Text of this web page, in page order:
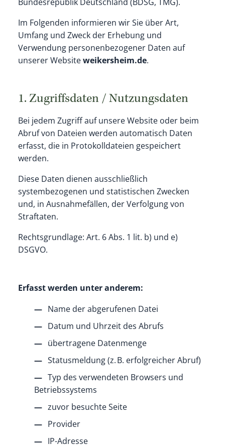
Im Folgenden informieren wir Sie über Art,
Umfang und Zweck der Erhebung und
Verwendung personenbezogener Daten auf
unserer Websiteweikersheim.de.
1. Zugriffsdaten / Nutzungsdaten
Bei jedem Zugriff auf unsere Website oder beim
Abruf von Dateien werden automatisch Daten
erfasst, die in Protokolldateien gespeichert
werden.
Diese Daten dienen ausschließlich
systembezogenen und statistischen Zwecken
und, in Ausnahmefällen, der Verfolgung von
Straftaten.
Rechtsgrundlage: Art. 6 Abs. 1 lit. b) und e)
DSGVO.
Erfasst werden unter anderem:
Name der abgerufenen Datei
Datum und Uhrzeit des Abrufs
übertragene Datenmenge
Statusmeldung (z. B. erfolgreicher Abruf)
Typ des verwendeten Browsers und
Betriebssystems
zuvor besuchte Seite
Provider
IP-Adresse